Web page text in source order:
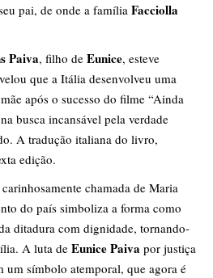
pai, de onde a família Facciolla
Paiva, filho de Eunice, esteve
que a Itália desenvolveu uma
após o sucesso do filme “Ainda
busca incansável pela verdade
A tradução italiana do livro,
edição.
carinhosamente chamada de Maria
do país simboliza a forma como
ditadura com dignidade, tornando-
A luta de Eunice Paiva por justiça
um símbolo atemporal, que agora é